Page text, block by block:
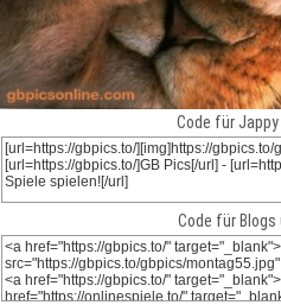
Code für Jappy
Code für Blogs